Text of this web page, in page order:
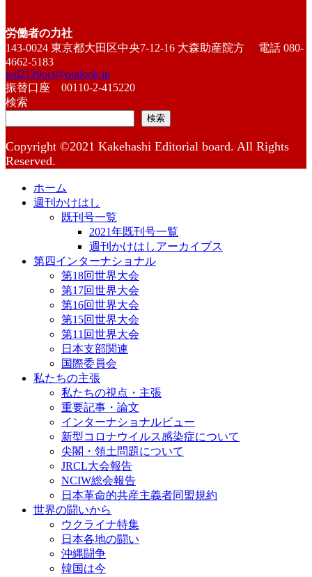
労働者の力社
143-0024 東京都大田区中央7-12-16 大森助産院方 電話 080-
4662-5183
red2129oct@outlook.jp
振替口座 00110-2-415220
検索
検索
Copyright ©2021 Kakehashi Editorial board. All Rights
Reserved.
ホーム
週刊かけはし
既刊号一覧
2021年既刊号一覧
週刊かけはしアーカイブス
第四インターナショナル
第18回世界大会
第17回世界大会
第16回世界大会
第15回世界大会
第11回世界大会
日本支部関連
国際委員会
私たちの主張
私たちの視点・主張
重要記事・論文
インターナショナルビュー
新型コロナウイルス感染症について
尖閣・領土問題について
JRCL大会報告
NCIW総会報告
日本革命的共産主義者同盟規約
世界の闘いから
ウクライナ特集
日本各地の闘い
沖縄闘争
韓国は今